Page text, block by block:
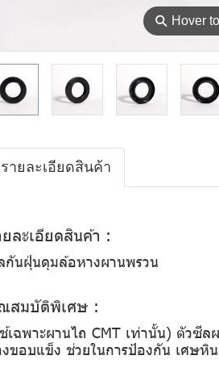
⚲ Hover
รายละเอียดสินค้า
ยละเอียดสินค้า :
กันฝุ่นดุมล้อหางผานพรวน
สมบัติพิเศษ :
เฉพาะผานไถ CMT เท่านั้น) ตัวซี
งขอบแข็ง ช่วยในการป้องกัน เศษหิ